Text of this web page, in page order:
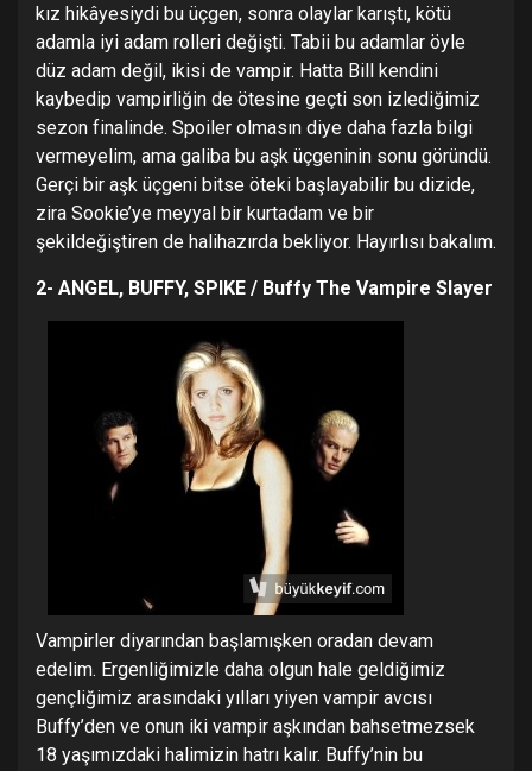
kız hikâyesiydi bu üçgen, sonra olaylar karıştı, kötü
adamla iyi adam rolleri değişti. Tabii bu adamlar öyle
düz adam değil, ikisi de vampir. Hatta Bill kendini
kaybedip vampirliğin de ötesine geçti son izlediğimiz
sezon finalinde. Spoiler olmasın diye daha fazla bilgi
vermeyelim, ama galiba bu aşk üçgeninin sonu göründü.
Gerçi bir aşk üçgeni bitse öteki başlayabilir bu dizide,
zira Sookie’ye meyyal bir kurtadam ve bir
şekildeğiştiren de halihazırda bekliyor. Hayırlısı bakalım.
2- ANGEL, BUFFY, SPIKE / Buffy The Vampire Slayer
Vampirler diyarından başlamışken oradan devam
edelim. Ergenliğimizle daha olgun hale geldiğimiz
gençliğimiz arasındaki yılları yiyen vampir avcısı
Buffy’den ve onun iki vampir aşkından bahsetmezsek
18 yaşımızdaki halimizin hatrı kalır. Buffy’nin bu